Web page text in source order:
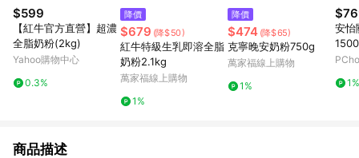
$599
【紅牛官方直營】超濃
全脂奶粉(2kg)
Yahoo購物中心
0.3%
降價
$679 (降$50)
紅牛特級生乳即溶全脂
奶粉2.1kg
萬家福線上購物
1%
降價
$474 (降$65)
克寧晚安奶粉750g
萬家福線上購物
1%
安怡
1%
商品描述